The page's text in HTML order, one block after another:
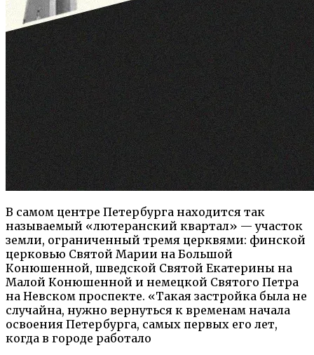
В самом центре Петербурга находится так
называемый «лютеранский квартал» — участок
земли, ограниченный тремя церквями: финской
церковью Святой Марии на Большой
Конюшенной, шведской Святой Екатерины на
Малой Конюшенной и немецкой Святого Петра
на Невском проспекте. «Такая застройка была не
случайна, нужно вернуться к временам начала
освоения Петербурга, самых первых его лет,
когда в городе работало